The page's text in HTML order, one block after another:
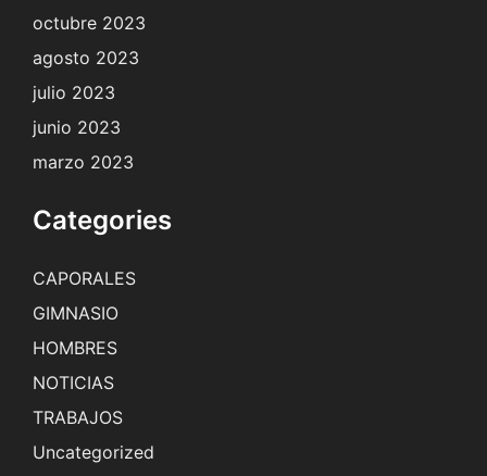
octubre 2023
agosto 2023
julio 2023
junio 2023
marzo 2023
Categories
CAPORALES
GIMNASIO
HOMBRES
NOTICIAS
TRABAJOS
Uncategorized